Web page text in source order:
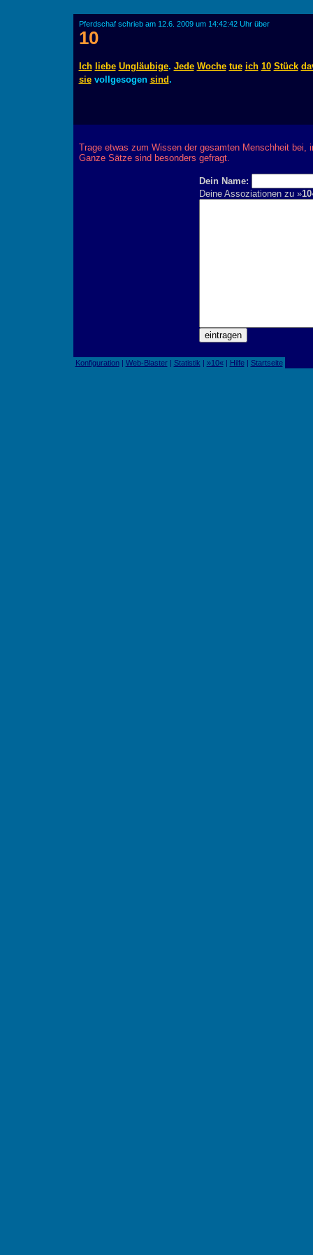
Pferdschaf schrieb am 12.6. 2009 um 14:42:42 Uhr über
10
Ich liebe Ungläubige. Jede Woche tue ich 10 Stück
sievollgesogen sind.
Trage etwas zum Wissen der gesamten Menschheit bei,
Ganze Sätze sind besonders gefragt.
Dein Name:
Deine Assoziationen zu »10
Konfiguration| Web-Blaster| Statistik | »10«| Hilfe| Startseite